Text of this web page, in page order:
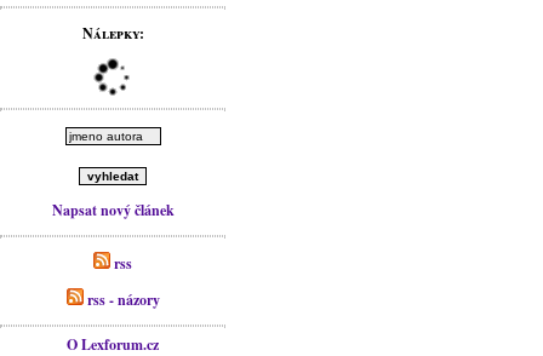
Nálepky:
Napsat nový článek
rss
rss - názory
O Lexforum.cz